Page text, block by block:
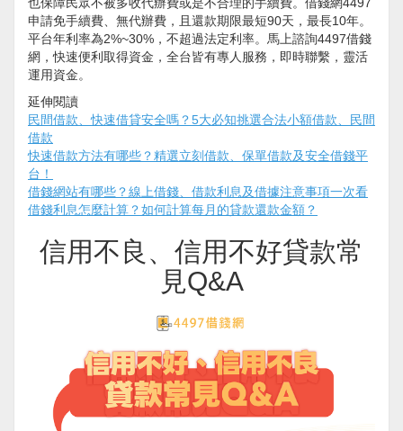
申請免手續費、無代辦費，且還款期限最短90天，最長10年。
平台年利率為2%~30%，不超過法定利率。馬上諮詢4497借錢
網，快速便利取得資金，全台皆有專人服務，即時聯繫，靈活
運用資金。
延伸閱讀
民間借款、快速借貸安全嗎？5大必知挑選合法小額借款、民間
借款
快速借款方法有哪些？精選立刻借款、保單借款及安全借錢平
台！
借錢網站有哪些？線上借錢、借款利息及借據注意事項一次看
借錢利息怎麼計算？如何計算每月的貸款還款金額？
信用不良、信用不好貸款常
見Q&A